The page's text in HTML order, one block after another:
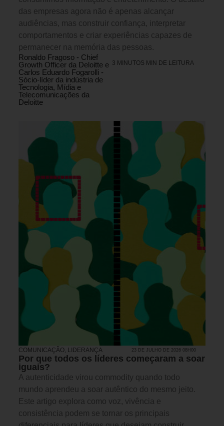
das empresas agora não é apenas alcançar
audiências, mas construir confiança, interpretar
comportamentos e criar experiências capazes de
permanecer na memória das pessoas.
Ronaldo Fragoso - Chief
Growth Officer da Deloitte e
Carlos Eduardo Fogarolli -
Sócio-líder da indústria de
Tecnologia, Mídia e
Telecomunicações da
Deloitte
3 MINUTOS MIN DE LEITURA
COMUNICAÇÃO LIDERANÇA 23 DE JULHO DE 2026 08H00
Por que todos os líderes começaram a soar
iguais?
A autenticidade virou commodity quando todo
mundo aprendeu a soar autêntico do mesmo jeito.
Este artigo explora como voz, vivência e
consistência podem se tornar os principais